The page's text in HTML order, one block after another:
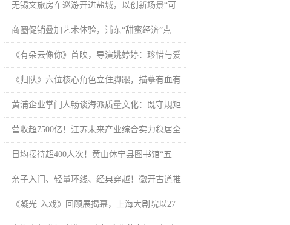
无锡文旅房车巡游开进盐城，以创新场景“可
商圈促销叠加艺术体验，浦东“甜蜜经济”点
《有朵云像你》首映，导演姚婷婷：珍惜与爱
《归队》六位核心角色立住脚跟，描摹有血有
黄浦企业掌门人畅谈海派质量文化：既守规矩
营收超7500亿！江苏未来产业综合实力稳居全
日均接待超400人次！黄山休宁县图书馆“五
亲子入门、轻量环线、经典穿越！徽开古道推
《凝光·入戏》回顾展揭幕，上海大剧院以27